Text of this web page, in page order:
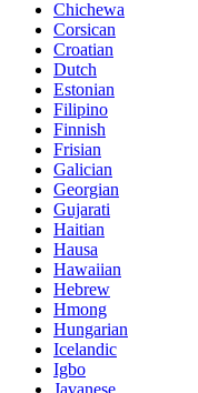
Chichewa
Corsican
Croatian
Dutch
Estonian
Filipino
Finnish
Frisian
Galician
Georgian
Gujarati
Haitian
Hausa
Hawaiian
Hebrew
Hmong
Hungarian
Icelandic
Igbo
Javanese